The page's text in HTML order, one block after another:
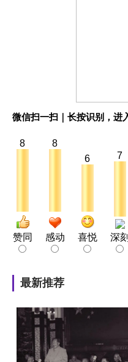
微信扫一扫｜长按识别，进
8
赞同
8
感动
6
喜悦
7
深刻
最新推荐